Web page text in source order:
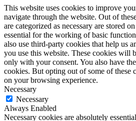
This website uses cookies to improve
navigate through the website. Out of
are categorized as necessary are stored
essential for the working of basic
also use third-party cookies that help us
you use this website. These cookies will
only with your consent. You also have
cookies. But opting out of some of these
on your browsing experience.
Necessary
Necessary
Always Enabled
Necessary cookies are absolutely